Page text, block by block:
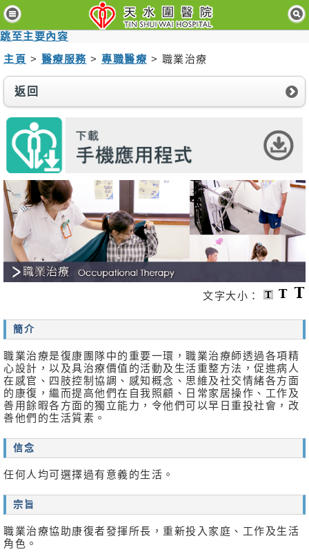
跳至主要內容
主
頁
病
人
與
客
醫
療
服
務
醫
護
專
業
人
消
息
活
動
關
於
們
聯
我
們
免
主頁 > 醫療服務 > 專職醫療 > 職業治療
返回
文字大小：
簡介
職業治療是復康團隊中的重要一環，職業治療師透過各項精
心設計，以及具治療價值的活動及生活重整方法，促進病人
在感官、四肢控制協調、感知概念、思維及社交情緒各方面
的康復，繼而提高他們在自我照顧、日常家居操作、工作及
善用餘暇各方面的獨立能力，令他們可以早日重投社會，改
善他們的生活質素。
信念
任何人均可選擇過有意義的生活。
宗旨
職業治療協助康復者發揮所長，重新投入家庭、工作及生活
角色。